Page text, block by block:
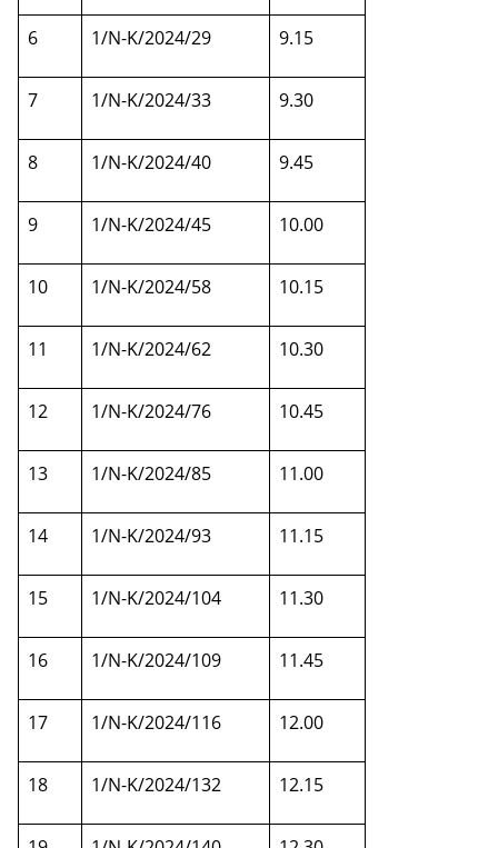
6 1/N-K/2024/29 9.15
7 1/N-K/2024/33 9.30
8 1/N-K/2024/40 9.45
9 1/N-K/2024/45 10.00
10 1/N-K/2024/58 10.15
11 1/N-K/2024/62 10.30
12 1/N-K/2024/76 10.45
13 1/N-K/2024/85 11.00
14 1/N-K/2024/93 11.15
15 1/N-K/2024/104 11.30
16 1/N-K/2024/109 11.45
17 1/N-K/2024/116 12.00
18 1/N-K/2024/132 12.15